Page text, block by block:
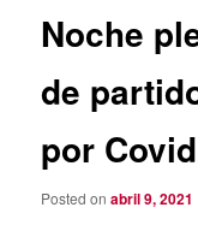
Noche
de
por
Posted onabril 9, 2021